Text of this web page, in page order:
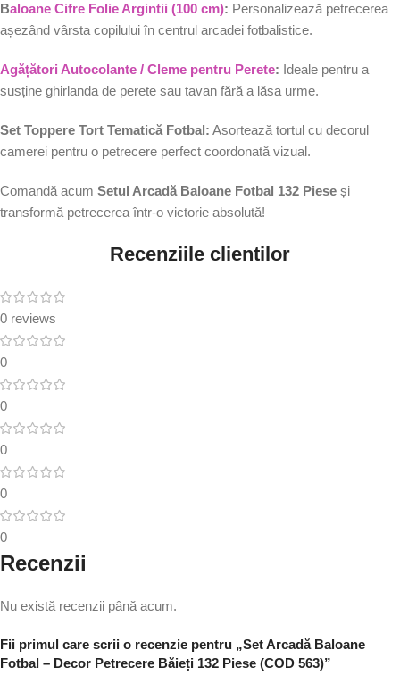
Baloane Cifre Folie Argintii (100 cm): Personalizează petrecerea
așezând vârsta copilului în centrul arcadei fotbalistice.
Agățători Autocolante / Cleme pentru Perete: Ideale pentru a
susține ghirlanda de perete sau tavan fără a lăsa urme.
Set Toppere Tort Tematică Fotbal: Asortează tortul cu decorul
camerei pentru o petrecere perfect coordonată vizual.
Comandă acum Setul Arcadă Baloane Fotbal 132 Piese și
transformă petrecerea într-o victorie absolută!
Recenziile clientilor
0 reviews
0
0
0
0
0
Recenzii
Nu există recenzii până acum.
Fii primul care scrii o recenzie pentru „Set Arcadă Baloane
Fotbal – Decor Petrecere Băieți 132 Piese (COD 563)”